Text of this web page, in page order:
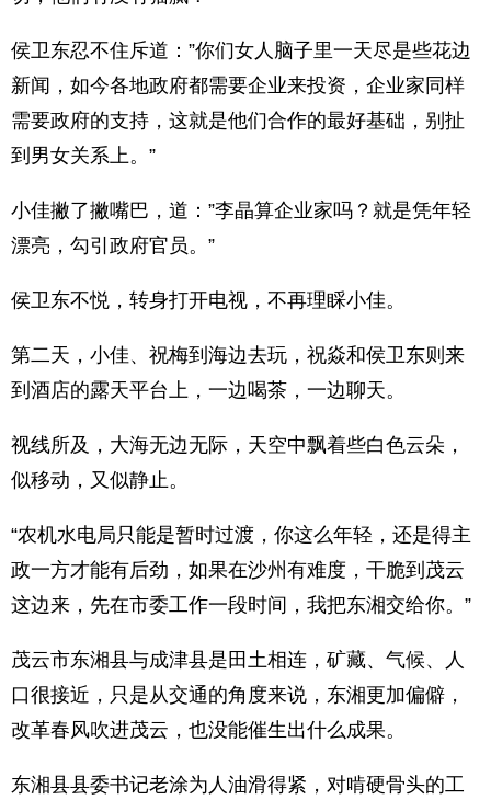
侯卫东忍不住斥道：”你们女人脑子里一天尽是些花边
新闻，如今各地政府都需要企业来投资，企业家同样
需要政府的支持，这就是他们合作的最好基础，别扯
到男女关系上。”
小佳撇了撇嘴巴，道：”李晶算企业家吗？就是凭年轻
漂亮，勾引政府官员。”
侯卫东不悦，转身打开电视，不再理睬小佳。
第二天，小佳、祝梅到海边去玩，祝焱和侯卫东则来
到酒店的露天平台上，一边喝茶，一边聊天。
视线所及，大海无边无际，天空中飘着些白色云朵，
似移动，又似静止。
“农机水电局只能是暂时过渡，你这么年轻，还是得主
政一方才能有后劲，如果在沙州有难度，干脆到茂云
这边来，先在市委工作一段时间，我把东湘交给你。”
茂云市东湘县与成津县是田土相连，矿藏、气候、人
口很接近，只是从交通的角度来说，东湘更加偏僻，
改革春风吹进茂云，也没能催生出什么成果。
东湘县县委书记老涂为人油滑得紧，对啃硬骨头的工